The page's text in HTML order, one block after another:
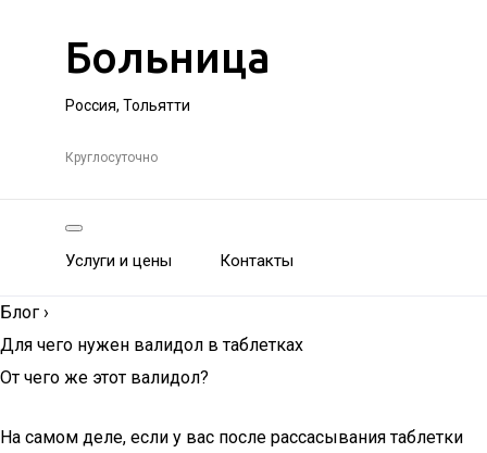
Больница
Россия, Тольятти
Круглосуточно
Услуги и цены Контакты
Блог ›
Для чего нужен валидол в таблетках
От чего же этот валидол?
На самом деле, если у вас после рассасывания таблетки